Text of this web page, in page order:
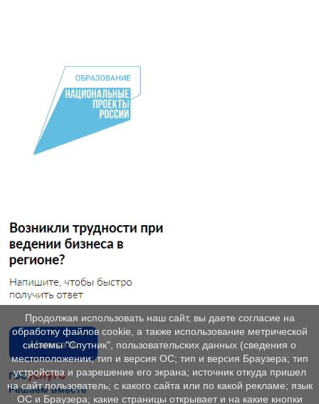
Продолжая использовать наш сайт, вы даете согласие на
обработку файлов cookie, а также использование метрической
системы "Спутник", пользовательских данных (сведения о
местоположении; тип и версия ОС; тип и версия Браузера; тип
устройства и разрешение его экрана; источник откуда пришел
на сайт пользователь; с какого сайта или по какой рекламе; язык
ОС и Браузера; какие страницы открывает и на какие кнопки